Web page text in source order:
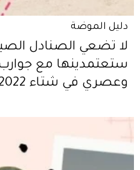
دليل الموضة
لا تضعي الصنادل
ستعتمدينها مع
وعصري في شتاء 2022